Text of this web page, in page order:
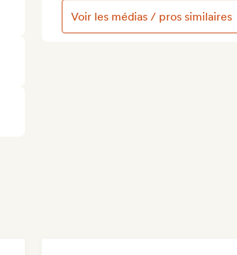
Voir les médias / pros similaires